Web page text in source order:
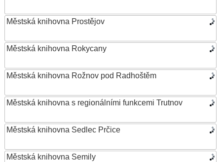
Městská knihovna Prostějov
Městská knihovna Rokycany
Městská knihovna Rožnov pod Radhoštěm
Městská knihovna s regionálními funkcemi Trutnov
Městská knihovna Sedlec Prčice
Městská knihovna Semily